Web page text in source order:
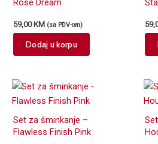
Rose Dream
59,00 KM (sa PDV-om)
Dodaj u korpu
Set za šminkanje –
Flawless Finish Pink